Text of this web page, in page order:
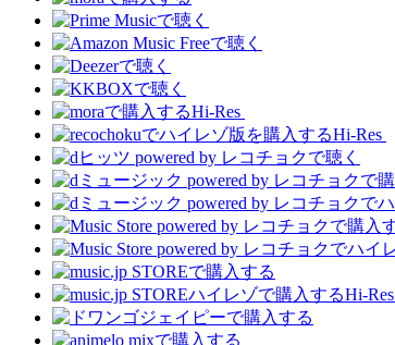
Hi-Res
Hi-Res
Hi-Res